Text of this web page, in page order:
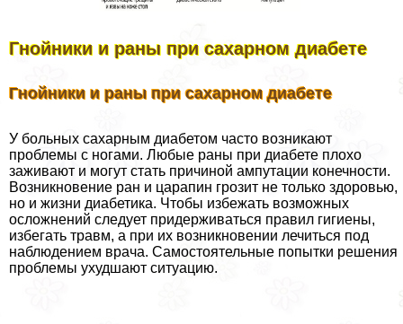
Гнойники и раны при сахарном диабете
Гнойники и раны при сахарном диабете
У больных сахарным диабетом часто возникают
проблемы с ногами. Любые раны при диабете плохо
заживают и могут стать причиной ампутации конечности.
Возникновение ран и царапин грозит не только здоровью,
но и жизни диабетика. Чтобы избежать возможных
осложнений следует придерживаться правил гигиены,
избегать травм, а при их возникновении лечиться под
наблюдением врача. Самостоятельные попытки решения
проблемы ухудшают ситуацию.